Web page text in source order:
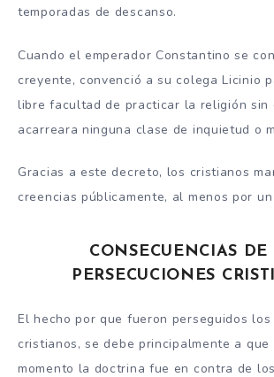
temporadas de descanso.
Cuando el emperador Constantino se
creyente, convenció a su colega Licinio
libre facultad de practicar la religión sin
acarreara ninguna clase de inquietud o
Gracias a este decreto, los cristianos
creencias públicamente, al menos por
CONSECUENCIAS DE
PERSECUCIONES
El hecho por que fueron perseguidos los
cristianos, se debe principalmente a que
momento la doctrina fue en contra de